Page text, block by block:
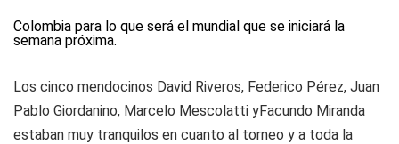
Colombia para lo que será el mundial que se iniciará la
semana próxima.
Los cinco mendocinos David Riveros, Federico Pérez, Juan
Pablo Giordanino, Marcelo Mescolatti yFacundo Miranda
estaban muy tranquilos en cuanto al torneo y a toda la